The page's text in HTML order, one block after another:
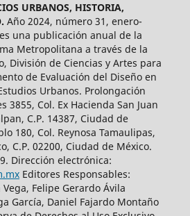
URBANOS, HISTORIA,
Año 2024, número 31, enero-
una publicación anual de la
Metropolitana a través de la
División de Ciencias y Artes para
de Evaluación del Diseño en
Urbanos. Prolongación
3855, Col. Ex Hacienda San Juan
C.P. 14387, Ciudad de
180, Col. Reynosa Tamaulipas,
C.P. 02200, Ciudad de México.
Dirección electrónica:
Editores Responsables:
Felipe Gerardo Ávila
García, Daniel Fajardo Montaño